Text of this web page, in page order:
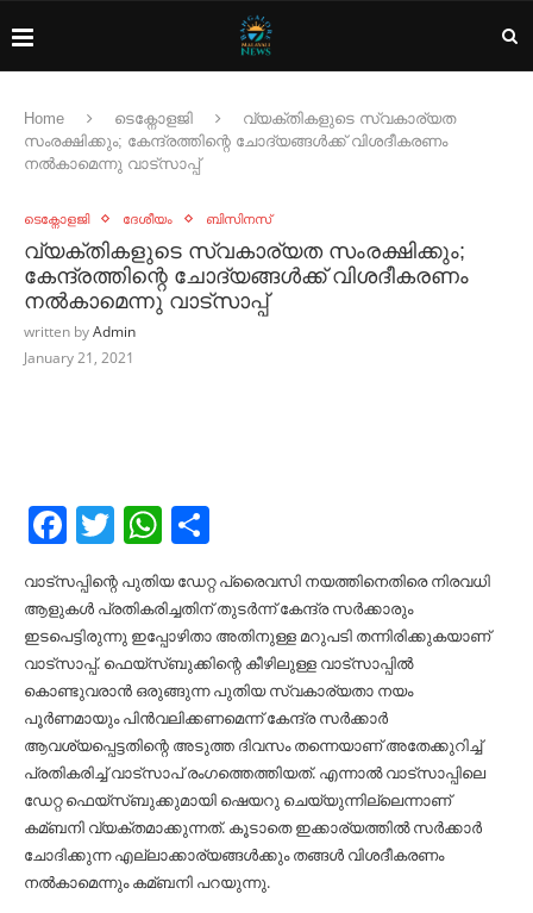
Home ടെക്നോളജി
വ്യക്തികളുടെ സ്വകാര്യത
സംരക്ഷിക്കും; കേന്ദ്രത്തിന്റെ ചോദ്യങ്ങള്‍ക്ക് വിശദീകരണം
നല്‍കാമെന്നു വാട്സാപ്പ്
ടെക്നോളജി ദേശീയം ബിസിനസ്
വ്യക്തികളുടെ സ്വകാര്യത സംരക്ഷിക്കും;
കേന്ദ്രത്തിന്റെ ചോദ്യങ്ങള്‍ക്ക് വിശദീകരണം
നല്‍കാമെന്നു വാട്സാപ്പ്
written byAdmin
January 21, 2021
Facebook
TwitterWhatsApp
വാട്സപ്പിന്റെ പുതിയ ഡേറ്റ പ്രൈവസി നയത്തിനെതിരെ നിരവധി
ആളുകള്‍ പ്രതികരിച്ചതിന് തുടര്‍ന്ന് കേന്ദ്ര സര്‍ക്കാരും
ഇടപെട്ടിരുന്നു ഇപ്പോഴിതാ അതിനുള്ള മറുപടി തന്നിരിക്കുകയാണ്
വാട്സാപ്പ്. ഫെയ്‌സ്ബുക്കിന്റെ കീഴിലുള്ള വാട്‌സാപ്പില്‍
കൊണ്ടുവരാന്‍ ഒരുങ്ങുന്ന പുതിയ സ്വകാര്യതാ നയം
പൂര്‍ണമായും പിന്‍വലിക്കണമെന്ന് കേന്ദ്ര സര്‍ക്കാര്‍
ആവശ്യപ്പെട്ടതിന്റെ അടുത്ത ദിവസം തന്നെയാണ് അതേക്കുറിച്ച്‌
പ്രതികരിച്ച്‌ വാട്‌സാപ് രംഗത്തെത്തിയത്. എന്നാല്‍ വാട്‌സാപ്പിലെ
ഡേറ്റ ഫെയ്‌സ്ബുക്കുമായി ഷെയറു ചെയ്യുന്നില്ലെന്നാണ്
കമ്ബനി വ്യക്തമാക്കുന്നത്. കൂടാതെ ഇക്കാര്യത്തില്‍ സര്‍ക്കാര്‍
ചോദിക്കുന്ന എല്ലാക്കാര്യങ്ങള്‍ക്കും തങ്ങള്‍ വിശദീകരണം
നല്‍കാമെന്നും കമ്ബനി പറയുന്നു.